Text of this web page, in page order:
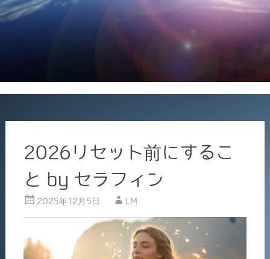
2026リセット前にするこ
と by セラフィン
2025年12月5日 LM